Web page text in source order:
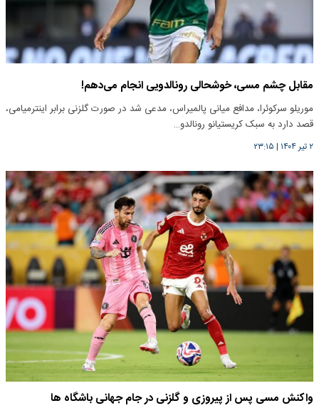
مقابل چشم مسی، خوشحالی رونالدویی انجام می‌دهم‌!
موریلو سرکوئرا، مدافع میانی پالمیراس، مدعی شد در صورت گلزنی برابر اینترمیامی،
قصد دارد به سبک کریستیانو رونالدو…
۲ تیر ۱۴۰۴ | ۲۳:۱۵
واکنش مسی پس از پیروزی و گلزنی در جام جهانی باشگاه ها